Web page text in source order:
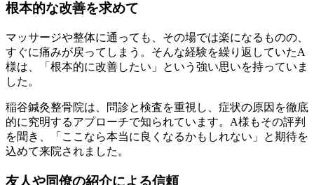
根本的な改善を求めて
マッサージや整体に通っても、その場では楽になるものの、
すぐに痛みが戻ってしまう。そんな経験を繰り返していたA
様は、「根本的に改善したい」という強い思いを持っていま
した。
稲谷鍼灸整骨院は、問診と検査を重視し、症状の原因を徹底
的に究明するアプローチで知られています。A様もその評判
を聞き、「ここなら本当に良くなるかもしれない」と期待を
込めて来院されました。
友人や同僚の紹介による信頼